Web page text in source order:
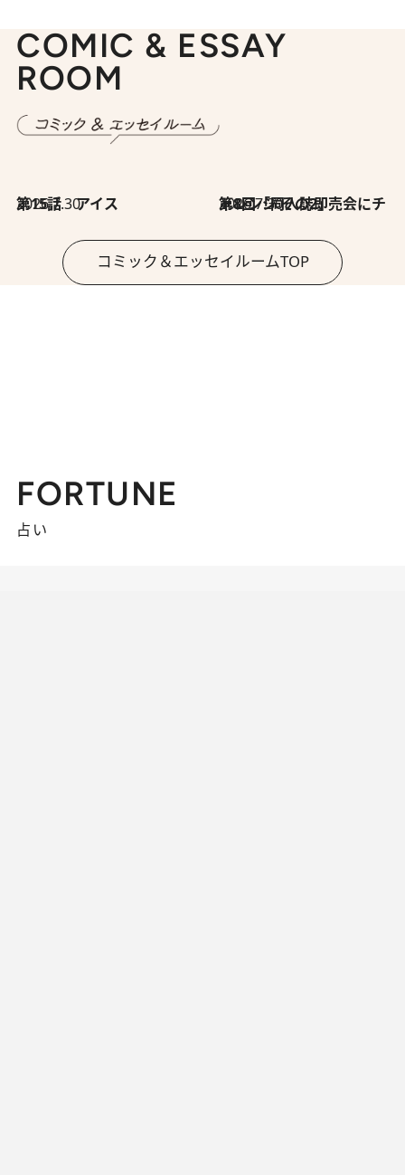
COMIC & ESSAY
ROOM
2026.7.30
第15話 アイス 2026.7.30
第8回「同人誌即売会にチャレンジ その2」
コミック＆エッセイルームTOP
FORTUNE
占い